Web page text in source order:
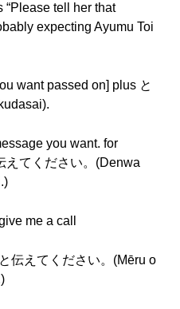
“Please tell her that
expecting Ayumu Toi
want passed on] plus と
you want. for
てください。(Denwa
me a call
伝えてください。(Mēru o